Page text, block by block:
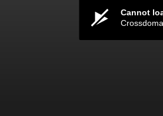
Cannot